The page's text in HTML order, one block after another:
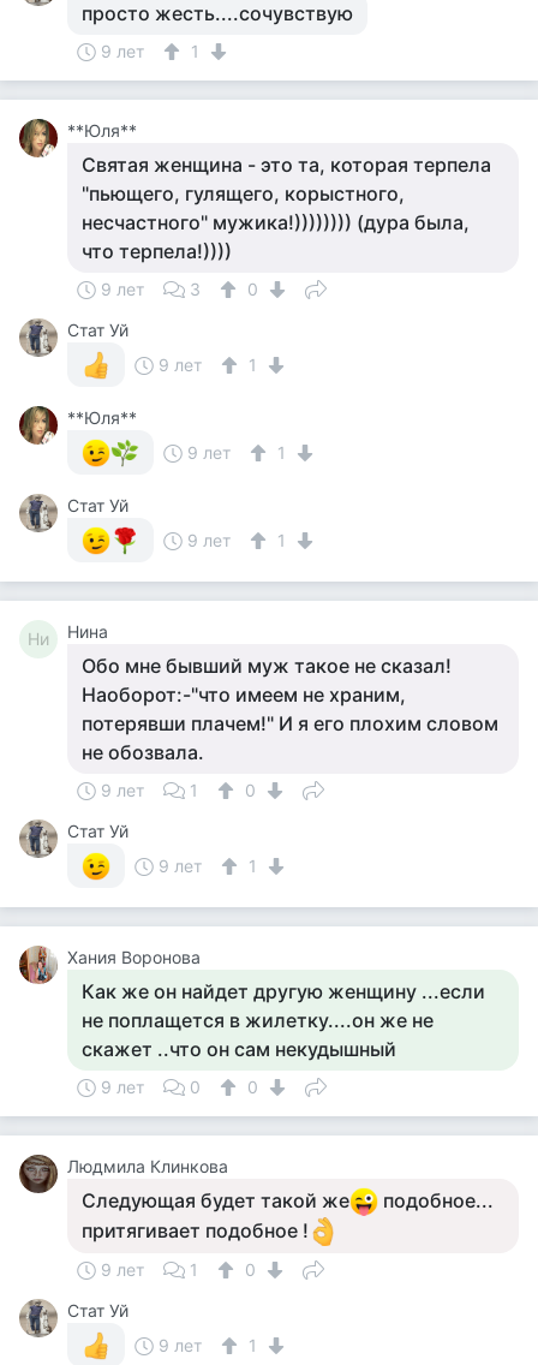
просто жесть....сочувствую
9 лет 1
**Юля**
Святая женщина - это та, которая терпела
"пьющего, гулящего, корыстного,
несчастного" мужика!)))))))) (дура была,
что терпела!))))
9 лет 3
0
Стат Уй
9 лет
1
**Юля**
9 лет
1
Стат Уй
9 лет
1
Ни Нина
Обо мне бывший муж такое не сказал!
Наоборот:-"что имеем не храним,
потерявши плачем!" И я его плохим словом
не обозвала.
9 лет 1
0
Стат Уй
9 лет
1
Хания Воронова
Как же он найдет другую женщину ...если
не поплащется в жилетку....он же не
скажет ..что он сам некудышный
9 лет 0 0
Людмила Клинкова
Следующая будет такой же
подобное...
притягивает подобное !
9 лет 1
0
Стат Уй
9 лет
1